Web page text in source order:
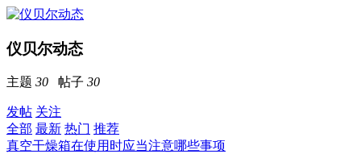
仪贝尔动态
主题 30 帖子 30
发帖 关注
全部 最新 热门 推荐
真空干燥箱在使用时应当注意哪些事项